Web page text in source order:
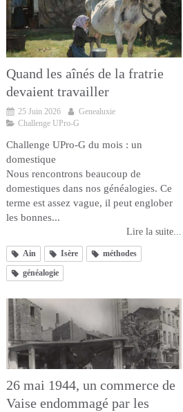
Quand les aînés de la fratrie
devaient travailler
25 Juin 2026
Genealuxie
Challenge UPro-G
Challenge UPro-G du mois : un
domestique
Nous rencontrons beaucoup de
domestiques dans nos généalogies. Ce
terme est assez vague, il peut englober
les bonnes...
Lire la suite...
Ain Isère
méthodes
généalogie
26 mai 1944, un commerce de
Vaise endommagé par les